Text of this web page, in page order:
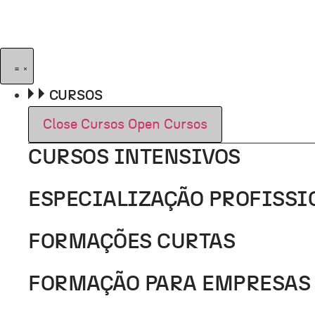
o
conteúdo
CURSOS
Close Cursos Open Cursos
CURSOS INTENSIVOS
ESPECIALIZAÇÃO
FORMAÇÕES CURTAS
FORMAÇÃO PARA EMPRESAS